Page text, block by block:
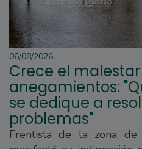
06/08/2026
Crece el
anegamientos:
se dedique a
problemas"
Frentista de la zona